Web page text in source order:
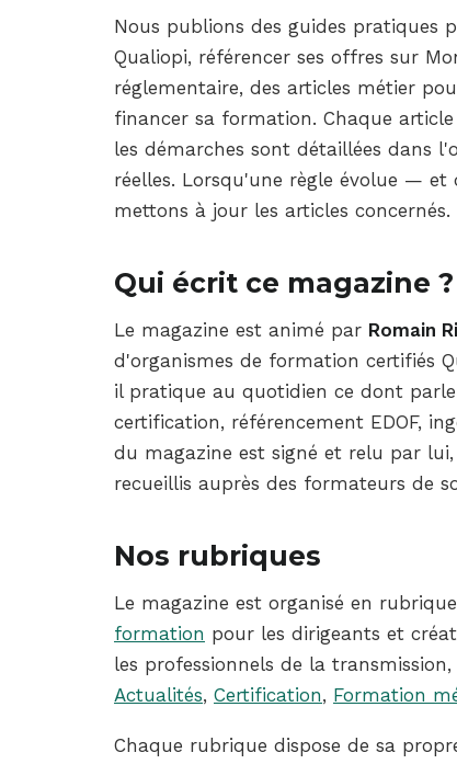
Nous publions des guides pratiques
Qualiopi, référencer ses offres sur
réglementaire, des articles métier
financer sa formation. Chaque
les démarches sont détaillées dans
réelles. Lorsqu'une règle évolue —
mettons à jour les articles concernés.
Qui écrit ce magazine ?
Le magazine est animé par Romain
d'organismes de formation certifiés
il pratique au quotidien ce dont
certification, référencement EDOF,
du magazine est signé et relu par
recueillis auprès des formateurs de
Nos rubriques
Le magazine est organisé en
formation pour les dirigeants et
les professionnels de la transmission,
Actualités, Certification, Formation
Chaque rubrique dispose de sa